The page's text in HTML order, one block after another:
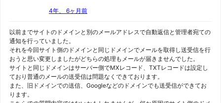
4年、 6ヶ月前
以前までサイトのドメインと別のメールアドレスで自動返信と管理者宛ての
通知を行っていました。
それを今回サイト側のドメインと同じドメインでメールを取得し送受信を行
おうと思い変更しましたがどちらの処理もメールが届きませんでした。
サイトと同じドメインはサーバー側でMXレコード、TXTレコードは設定し
ており普通のメールの送受信は問題なくできております。
また、旧ドメインでの送信、Googleなどのドメインでも送受信ができてお
ります。